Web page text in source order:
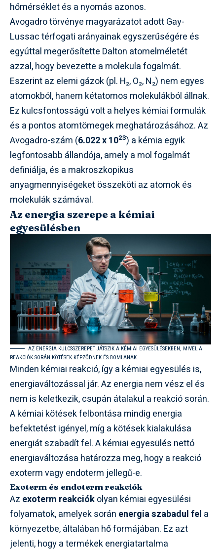
hőmérséklet és a nyomás azonos.
Avogadro törvénye magyarázatot adott Gay-
Lussac térfogati arányainak egyszerűségére és
egyúttal megerősítette Dalton atomelméletét
azzal, hogy bevezette a molekula fogalmát.
Eszerint az elemi gázok (pl. H₂, O₂, N₂) nem egyes
atomokból, hanem kétatomos molekulákból állnak.
Ez kulcsfontosságú volt a helyes kémiai formulák
és a pontos atomtömegek meghatározásához. Az
Avogadro-szám (6.022 x 1023) a kémia egyik
legfontosabb állandója, amely a mol fogalmát
definiálja, és a makroszkopikus
anyagmennyiségeket összeköti az atomok és
molekulák számával.
Az energia szerepe a kémiai
egyesülésben
AZ ENERGIA KULCSSZEREPET JÁTSZIK A KÉMIAI EGYESÜLÉSEKBEN, MIVEL A
REAKCIÓK SORÁN KÖTÉSEK KÉPZŐDNEK ÉS BOMLANAK.
Minden kémiai reakció, így a kémiai egyesülés is,
energiaváltozással jár. Az energia nem vész el és
nem is keletkezik, csupán átalakul a reakció során.
A kémiai kötések felbontása mindig energia
befektetést igényel, míg a kötések kialakulása
energiát szabadít fel. A kémiai egyesülés nettó
energiaváltozása határozza meg, hogy a reakció
exoterm vagy endoterm jellegű-e.
Exoterm és endoterm reakciók
Az exoterm reakciókolyan kémiai egyesülési
folyamatok, amelyek során energia szabadul fel a
környezetbe, általában hő formájában. Ez azt
jelenti, hogy a termékek energiatartalma